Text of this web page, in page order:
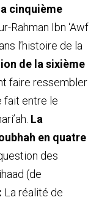
cinquième
Rahman Ibn ‘Awf
l’histoire de la
de la sixième
faire ressembler
fait entre le
La
en quatre
des
(de
La réalité de